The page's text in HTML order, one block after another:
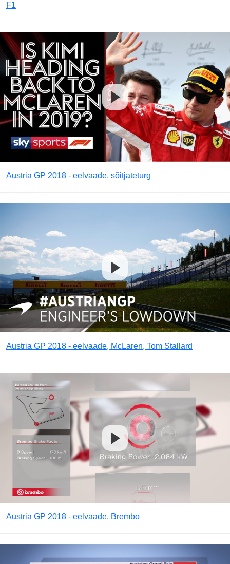
F1
Austria GP 2018 - eelvaade, sõitjateturg
Austria GP 2018 - eelvaade, McLaren, Tom Stallard
Austria GP 2018 - eelvaade, Brembo